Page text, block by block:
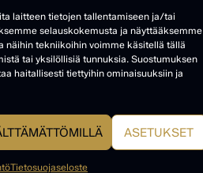
laitteen tietojen tallentamiseen ja/tai
selauskokemusta ja näyttääksemme
näihin tekniikoihin voimme käsitellä tällä
tai yksilöllisiä tunnuksia. Suostumuksen
haitallisesti tiettyihin ominaisuuksiin ja
ASETUKSET
Tietosuojaseloste